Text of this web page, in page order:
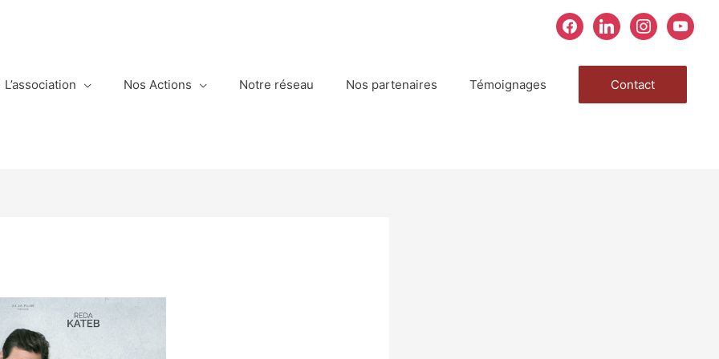
facebooklinkedininstagramyoutube
L’association Nos Actions Notre réseau Nos partenaires Témoignages Contact